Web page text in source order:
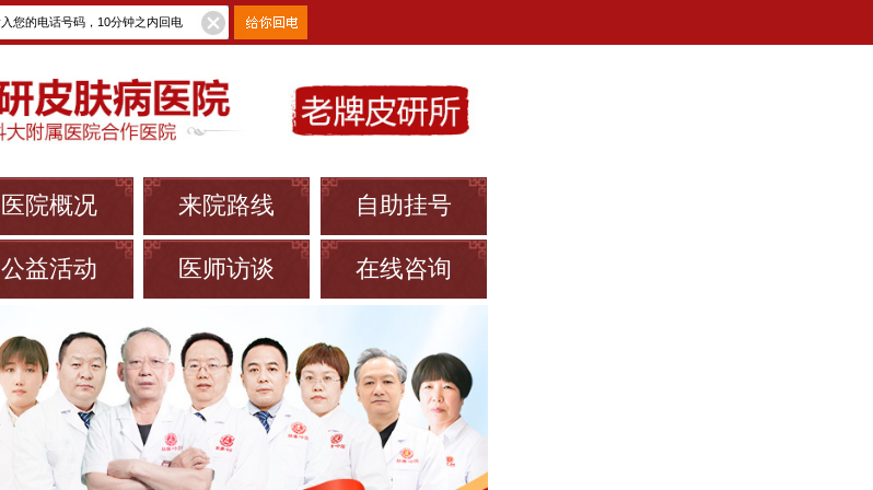
医院概况 来院路线 自助挂号
公益活动 医师访谈 在线咨询